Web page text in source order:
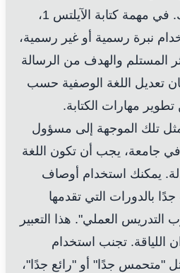
اللغة الوصفية وفقًا لذلك. في مهمة كتابة الآيلتس 1،
نبرة رسمية أو غير رسمية،
المستلم والهدف من الرسالة
تعديل اللغة الوصفية حسب
مهارات الكتابة.
تلك الموجهة إلى مسؤول
جامعة، يجب أن تكون اللغة
يمكنك استخدام أوصاف
بالدورات التي تقدمها
العملي". هذا التعبير
تجنب استخدام
"متحمس جدًا" أو "رائع جدًا"،